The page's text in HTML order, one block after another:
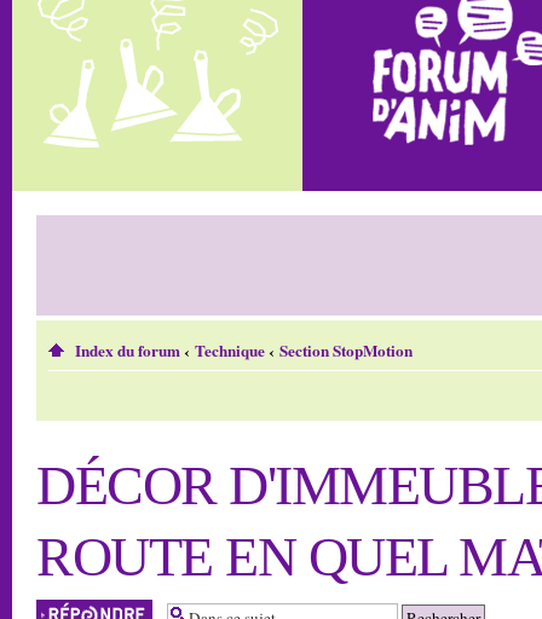
Index du forum‹ Technique‹ Section StopMotion
DÉCOR
ROUTE EN QUEL
Répondre